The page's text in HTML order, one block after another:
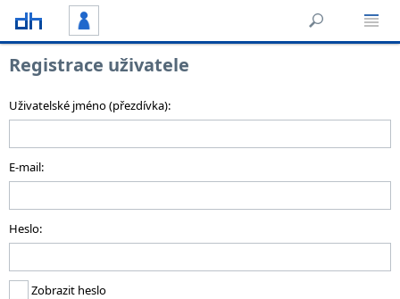
Registrace uživatele
Uživatelské jméno (přezdívka):
E-mail:
Heslo:
Zobrazit heslo